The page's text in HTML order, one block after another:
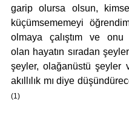
garip olursa olsun,
küçümsememeyi
olmaya çalıştım ve onu
olan hayatın sıradan
şeyler, olağanüstü şeyler
(1)